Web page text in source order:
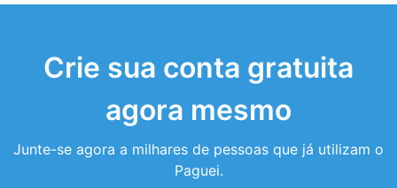
Crie sua conta gratuita
agora mesmo
Junte-se agora a milhares de pessoas que já utilizam o
Paguei.